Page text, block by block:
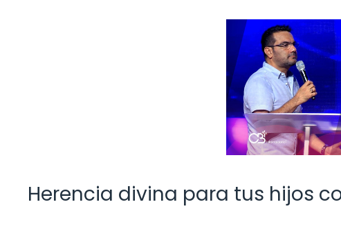
Herencia divina para tus hijos